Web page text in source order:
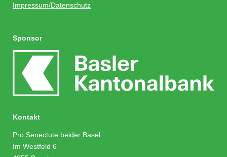
Impressum/Datenschutz
Sponsor
Kontakt
Pro Senectute beider Basel
Im Westfeld 6